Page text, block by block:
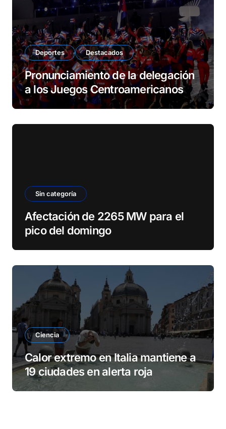
Deportes Destacados
Pronunciamiento de la delegación
a los Juegos Centroamericanos
Sin categoría
Afectación de 2265 MW para el
pico del domingo
Ciencia
Calor extremo en Italia mantiene a
19 ciudades en alerta roja